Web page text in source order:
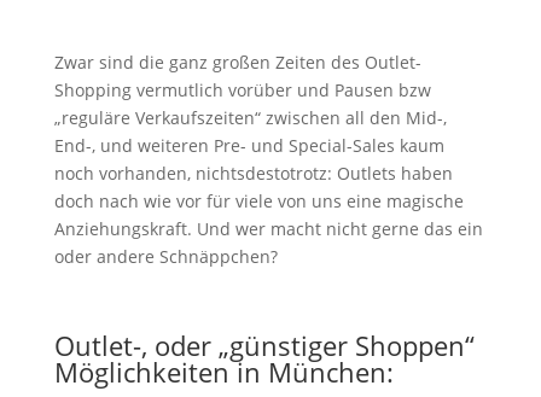
Zwar sind die ganz großen Zeiten des Outlet-
Shopping vermutlich vorüber und Pausen bzw
„reguläre Verkaufszeiten“ zwischen all den Mid-,
End-, und weiteren Pre- und Special-Sales kaum
noch vorhanden, nichtsdestotrotz: Outlets haben
doch nach wie vor für viele von uns eine magische
Anziehungskraft. Und wer macht nicht gerne das ein
oder andere Schnäppchen?
Outlet-, oder „günstiger Shoppen“
Möglichkeiten in München: